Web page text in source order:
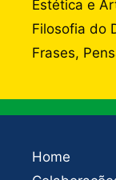
Estética e
Filosofia do
Frases,
Home